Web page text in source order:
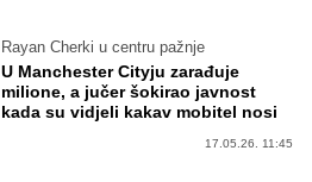
Rayan Cherki u centru pažnje
U Manchester Cityju zarađuje
milione, a jučer šokirao javnost
kada su vidjeli kakav mobitel nosi
17.05.26. 11:45